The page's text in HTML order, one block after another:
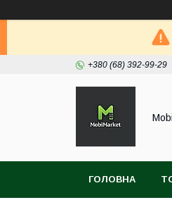
+380 (68) 392-99-29
ГОЛОВНА